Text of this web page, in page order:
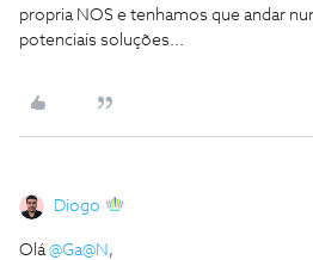
propria NOS e tenhamos que andar
potenciais soluções...
Diogo
Olá@Ga@N ,